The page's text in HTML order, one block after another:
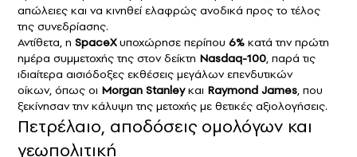
απώλειες και να κινηθεί ελαφρώς ανοδικά προς το τέλος
της συνεδρίασης.
Αντίθετα, η SpaceXυποχώρησε περίπου 6% κατά την πρώτη
ημέρα συμμετοχής της στον δείκτη Nasdaq-100, παρά τις
ιδιαίτερα αισιόδοξες εκθέσεις μεγάλων επενδυτικών
οίκων, όπως οι Morgan Stanleyκαι Raymond James, που
ξεκίνησαν την κάλυψη της μετοχής με θετικές αξιολογήσεις.
Πετρέλαιο, αποδόσεις ομολόγων και
γεωπολιτική